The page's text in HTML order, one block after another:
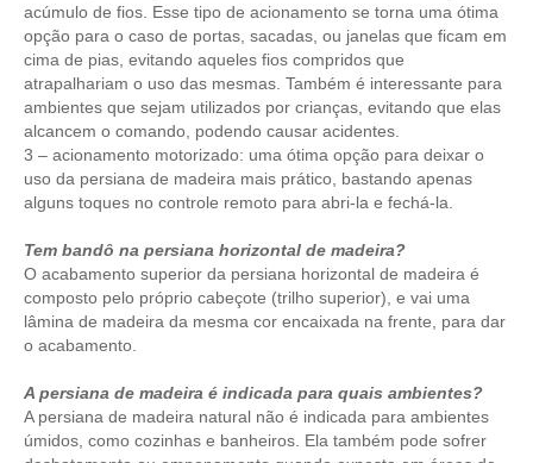
acúmulo de fios. Esse tipo de acionamento se torna uma ótima
opção para o caso de portas, sacadas, ou janelas que ficam em
cima de pias, evitando aqueles fios compridos que
atrapalhariam o uso das mesmas. Também é interessante para
ambientes que sejam utilizados por crianças, evitando que elas
alcancem o comando, podendo causar acidentes.
3 – acionamento motorizado: uma ótima opção para deixar o
uso da persiana de madeira mais prático, bastando apenas
alguns toques no controle remoto para abri-la e fechá-la.
Tem bandô na persiana horizontal de madeira?
O acabamento superior da persiana horizontal de madeira é
composto pelo próprio cabeçote (trilho superior), e vai uma
lâmina de madeira da mesma cor encaixada na frente, para dar
o acabamento.
A persiana de madeira é indicada para quais ambientes?
A persiana de madeira natural não é indicada para ambientes
úmidos, como cozinhas e banheiros. Ela também pode sofrer